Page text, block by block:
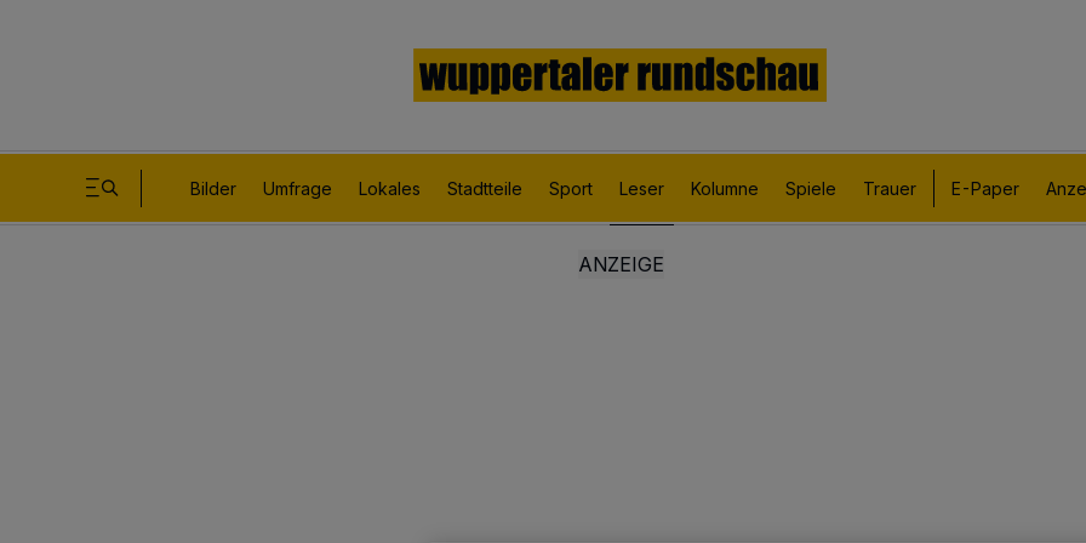
Bilder Umfrage Lokales Stadtteile Sport Leser Kolumne Spiele Trauer E-Paper